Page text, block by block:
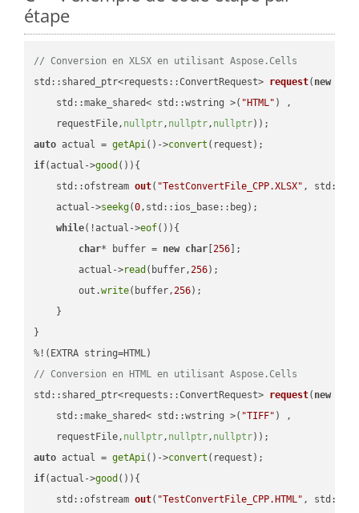
étape
// Conversion en XLSX en utilisant Aspose.Cells
std::shared_ptr<requests::ConvertRequest> request( new
    std::make_shared< std::wstring >(
"HTML" ) ,
    requestFile,
nullptr, nullptr, nullptr))
auto actual = getApi()->convert
if(actual->good ()){
std::ofstream out( "TestConvertFile_CPP.XLSX" ,
    actual->
seekg(0,std::ios_base::beg);
while(!actual->eof()){
char* buffer = new char [256 ];
        actual->
read (buffer,256);
        out.
write(buffer,256);
    }
}
// Conversion en HTML en utilisant Aspose.Cells
std::shared_ptr<requests::ConvertRequest> request( new
    std::make_shared< std::wstring >(
"TIFF" ) ,
    requestFile,
nullptr, nullptr, nullptr))
auto actual = getApi()->convert
if(actual->good ()){
std::ofstream out( "TestConvertFile_CPP.HTML" ,